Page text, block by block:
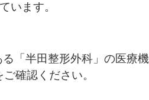
います。
「半田整形外科」の医療機
確認ください。